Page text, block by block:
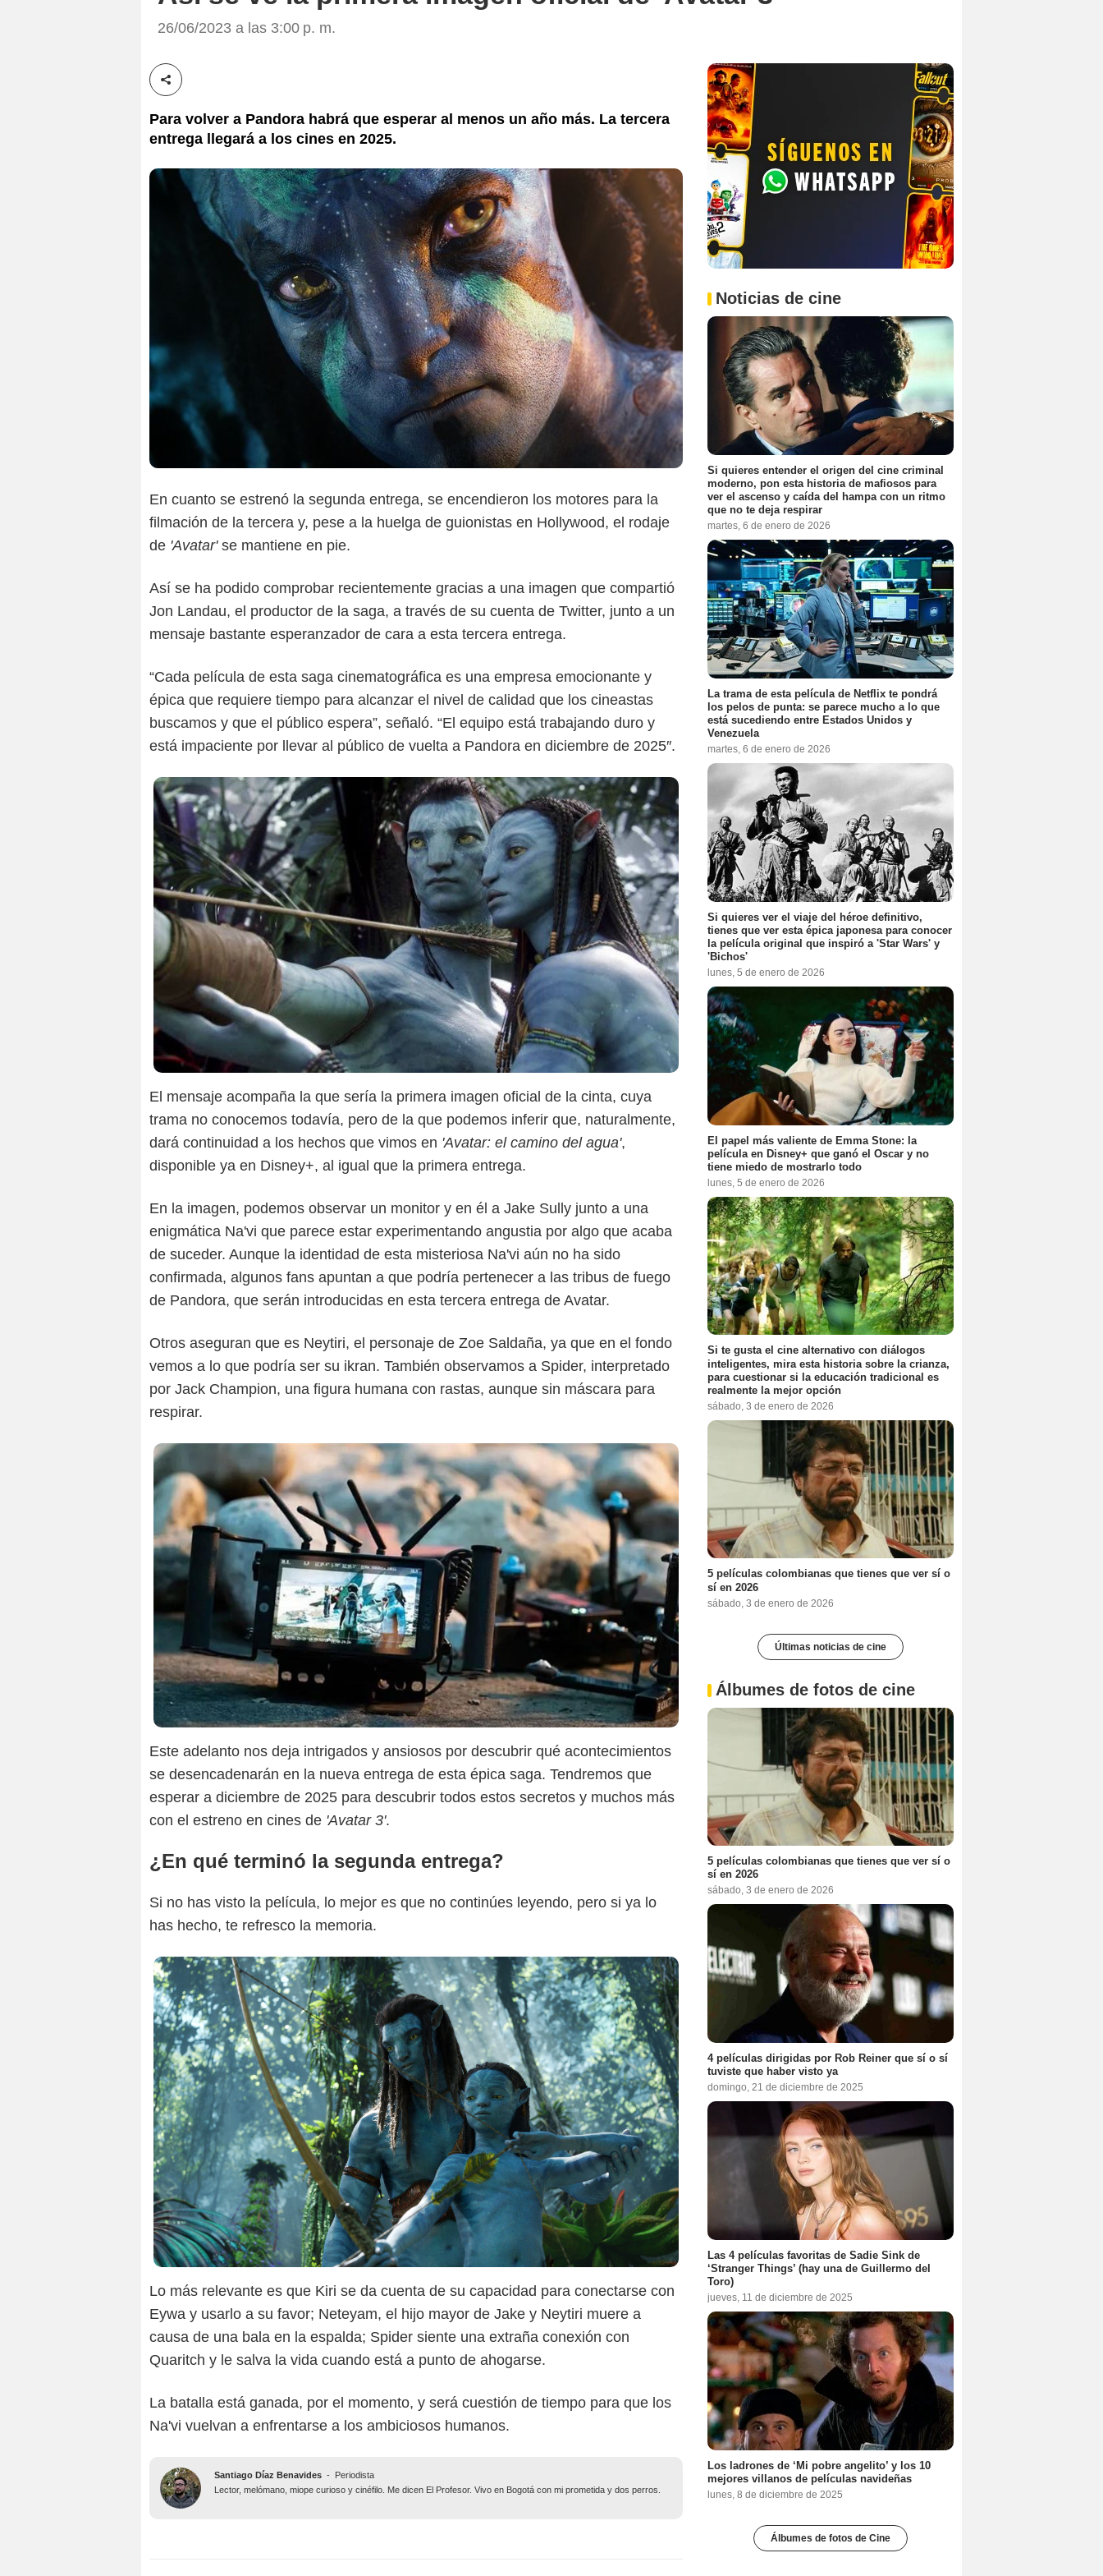
26/06/2023 a las 3:00 p. m.
Compartir esta noticia
Para volver a Pandora habrá que esperar al menos un año más. La tercera
entrega llegará a los cines en 2025.
En cuanto se estrenó la segunda entrega, se encendieron los motores para la
filmación de la tercera y, pese a la huelga de guionistas en Hollywood, el rodaje
de 'Avatar'se mantiene en pie.
Así se ha podido comprobar recientemente gracias a una imagen que compartió
Jon Landau, el productor de la saga, a través de su cuenta de Twitter, junto a un
mensaje bastante esperanzador de cara a esta tercera entrega.
“Cada película de esta saga cinematográfica es una empresa emocionante y
épica que requiere tiempo para alcanzar el nivel de calidad que los cineastas
buscamos y que el público espera”, señaló. “El equipo está trabajando duro y
está impaciente por llevar al público de vuelta a Pandora en diciembre de 2025″.
El mensaje acompaña la que sería la primera imagen oficial de la cinta, cuya
trama no conocemos todavía, pero de la que podemos inferir que, naturalmente,
dará continuidad a los hechos que vimos en 'Avatar: el camino del agua',
disponible ya en Disney+, al igual que la primera entrega.
En la imagen, podemos observar un monitor y en él a Jake Sully junto a una
enigmática Na'vi que parece estar experimentando angustia por algo que acaba
de suceder. Aunque la identidad de esta misteriosa Na'vi aún no ha sido
confirmada, algunos fans apuntan a que podría pertenecer a las tribus de fuego
de Pandora, que serán introducidas en esta tercera entrega de Avatar.
Otros aseguran que es Neytiri, el personaje de Zoe Saldaña, ya que en el fondo
vemos a lo que podría ser su ikran. También observamos a Spider, interpretado
por Jack Champion, una figura humana con rastas, aunque sin máscara para
respirar.
Twitter
Este adelanto nos deja intrigados y ansiosos por descubrir qué acontecimientos
se desencadenarán en la nueva entrega de esta épica saga. Tendremos que
esperar a diciembre de 2025 para descubrir todos estos secretos y muchos más
con el estreno en cines de 'Avatar 3'.
¿En qué terminó la segunda entrega?
Si no has visto la película, lo mejor es que no continúes leyendo, pero si ya lo
has hecho, te refresco la memoria.
'Avatar 2'
Lo más relevante es que Kiri se da cuenta de su capacidad para conectarse con
Eywa y usarlo a su favor; Neteyam, el hijo mayor de Jake y Neytiri muere a
causa de una bala en la espalda; Spider siente una extraña conexión con
Quaritch y le salva la vida cuando está a punto de ahogarse.
La batalla está ganada, por el momento, y será cuestión de tiempo para que los
Na'vi vuelvan a enfrentarse a los ambiciosos humanos.
Santiago Díaz Benavides - Periodista
Lector, melómano, miope curioso y cinéfilo. Me dicen El Profesor. Vivo en Bogotá con mi prometida y dos perros.
Noticias de cine
Si quieres entender el origen del cine criminal
moderno, pon esta historia de mafiosos para
ver el ascenso y caída del hampa con un ritmo
que no te deja respirar
martes, 6 de enero de 2026
La trama de esta película de Netflix te pondrá
los pelos de punta: se parece mucho a lo que
está sucediendo entre Estados Unidos y
Venezuela
martes, 6 de enero de 2026
Si quieres ver el viaje del héroe definitivo,
tienes que ver esta épica japonesa para conocer
la película original que inspiró a 'Star Wars' y
'Bichos'
lunes, 5 de enero de 2026
El papel más valiente de Emma Stone: la
película en Disney+ que ganó el Oscar y no
tiene miedo de mostrarlo todo
lunes, 5 de enero de 2026
Si te gusta el cine alternativo con diálogos
inteligentes, mira esta historia sobre la crianza,
para cuestionar si la educación tradicional es
realmente la mejor opción
sábado, 3 de enero de 2026
5 películas colombianas que tienes que ver sí o
sí en 2026
sábado, 3 de enero de 2026
Últimas noticias de cine
Álbumes de fotos de cine
5 películas colombianas que tienes que ver sí o
sí en 2026
sábado, 3 de enero de 2026
4 películas dirigidas por Rob Reiner que sí o sí
tuviste que haber visto ya
domingo, 21 de diciembre de 2025
Las 4 películas favoritas de Sadie Sink de
‘Stranger Things’ (hay una de Guillermo del
Toro)
jueves, 11 de diciembre de 2025
Los ladrones de ‘Mi pobre angelito’ y los 10
mejores villanos de películas navideñas
lunes, 8 de diciembre de 2025
Álbumes de fotos de Cine